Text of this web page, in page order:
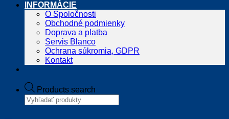
INFORMÁCIE
O Spoločnosti
Obchodné podmienky
Doprava a platba
Servis Blanco
Ochrana súkromia, GDPR
Kontakt
Products search